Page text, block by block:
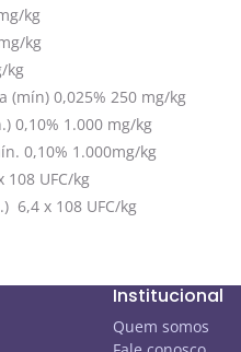
kg
kg
kg
(mín) 0,025% 250 mg/kg
0,10% 1.000 mg/kg
0,10% 1.000mg/kg
UFC/kg
6,4 x 108 UFC/kg
Institucional
Quem somos